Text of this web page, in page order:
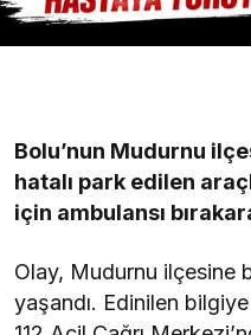
Bolu’nun Mudurnu
hatalı park edilen
için ambulansı
Olay, Mudurnu ilçesine
yaşandı. Edinilen